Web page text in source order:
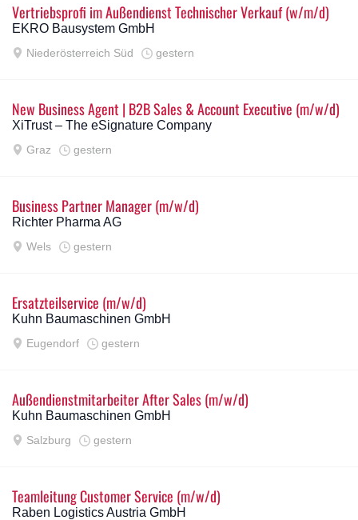
Vertriebsprofi im Außendienst Technischer Verkauf (w/m/d)
EKRO Bausystem GmbH
Niederösterreich Süd gestern
New Business Agent | B2B Sales & Account Executive (m/w/d)
XiTrust – The eSignature Company
Graz gestern
Business Partner Manager (m/w/d)
Richter Pharma AG
Wels gestern
Ersatzteilservice (m/w/d)
Kuhn Baumaschinen GmbH
Eugendorf gestern
Außendienstmitarbeiter After Sales (m/w/d)
Kuhn Baumaschinen GmbH
Salzburg gestern
Teamleitung Customer Service (m/w/d)
Raben Logistics Austria GmbH